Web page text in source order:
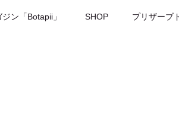
ン「Botapii」 SHOP プリザーブ